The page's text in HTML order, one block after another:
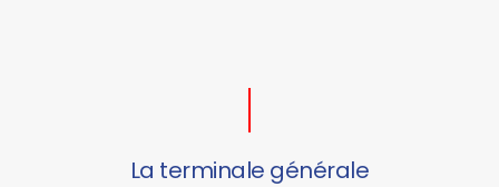
La terminale générale